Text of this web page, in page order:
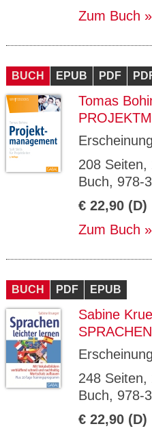
Zum Buch
BUCH EPUB PDF
Tomas
208
Buch, 978-
€ 22,90 (D)
Zum Buch
BUCH PDF EPUB
Sabine
248
Buch, 978-
€ 22,90 (D)